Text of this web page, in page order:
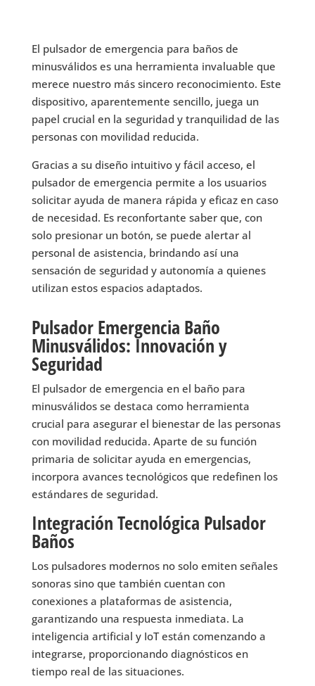
El pulsador de emergencia para baños de
minusválidos es una herramienta invaluable que
merece nuestro más sincero reconocimiento. Este
dispositivo, aparentemente sencillo, juega un
papel crucial en la seguridad y tranquilidad de las
personas con movilidad reducida.
Gracias a su diseño intuitivo y fácil acceso, el
pulsador de emergencia permite a los usuarios
solicitar ayuda de manera rápida y eficaz en caso
de necesidad. Es reconfortante saber que, con
solo presionar un botón, se puede alertar al
personal de asistencia, brindando así una
sensación de seguridad y autonomía a quienes
utilizan estos espacios adaptados.
Pulsador Emergencia Baño
Minusválidos: Innovación y
Seguridad
El pulsador de emergencia en el baño para
minusválidos se destaca como herramienta
crucial para asegurar el bienestar de las personas
con movilidad reducida. Aparte de su función
primaria de solicitar ayuda en emergencias,
incorpora avances tecnológicos que redefinen los
estándares de seguridad.
Integración Tecnológica Pulsador
Baños
Los pulsadores modernos no solo emiten señales
sonoras sino que también cuentan con
conexiones a plataformas de asistencia,
garantizando una respuesta inmediata. La
inteligencia artificial y IoT están comenzando a
integrarse, proporcionando diagnósticos en
tiempo real de las situaciones.